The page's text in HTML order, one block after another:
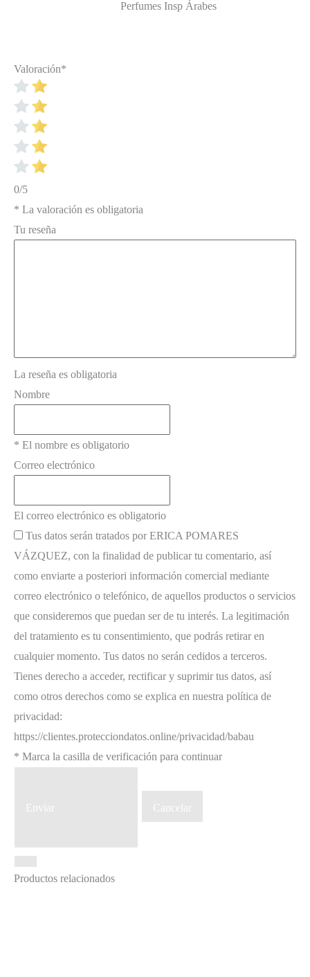
Perfumes Insp Árabes
Valoración*
0/5
* La valoración es obligatoria
Tu reseña
La reseña es obligatoria
Nombre
* El nombre es obligatorio
Correo electrónico
El correo electrónico es obligatorio
Tus datos serán tratados por ERICA POMARES
VÁZQUEZ, con la finalidad de publicar tu comentario, así
como enviarte a posteriori información comercial mediante
correo electrónico o telefónico, de aquellos productos o servicios
que consideremos que puedan ser de tu interés. La legitimación
del tratamiento es tu consentimiento, que podrás retirar en
cualquier momento. Tus datos no serán cedidos a terceros.
Tienes derecho a acceder, rectificar y suprimir tus datos, así
como otros derechos como se explica en nuestra política de
privacidad:
https://clientes.protecciondatos.online/privacidad/babau
* Marca la casilla de verificación para continuar
Enviar Cancelar
Productos relacionados